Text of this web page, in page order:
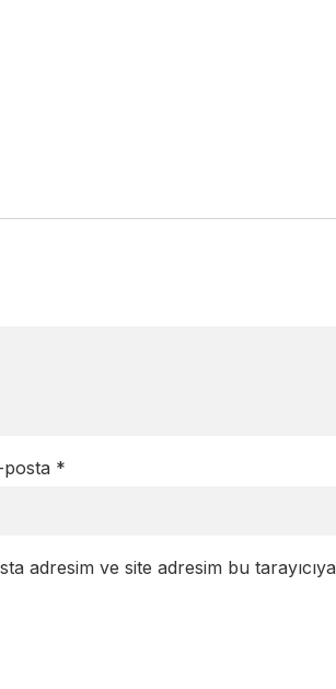
posta *
adresim ve site adresim bu tarayıcıya